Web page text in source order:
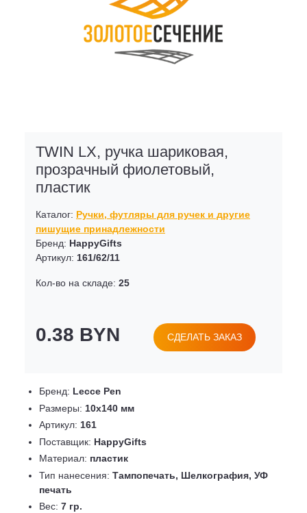
TWIN LX, ручка шариковая,
прозрачный фиолетовый,
пластик
Каталог: Ручки, футляры для ручек и другие
пишущие принадлежности
Бренд: HappyGifts
Артикул: 161/62/11
Кол-во на складе: 25
0.38 BYN СДЕЛАТЬ ЗАКАЗ
Бренд: Lecce Pen
Размеры: 10х140 мм
Артикул: 161
Поставщик: HappyGifts
Материал: пластик
Тип нанесения: Тампопечать, Шелкография, УФ
печать
Вес: 7 гр.